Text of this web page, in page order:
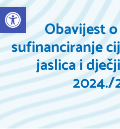
Open toolbar
Obavijest
sufinanciranje
jaslica i
2024./